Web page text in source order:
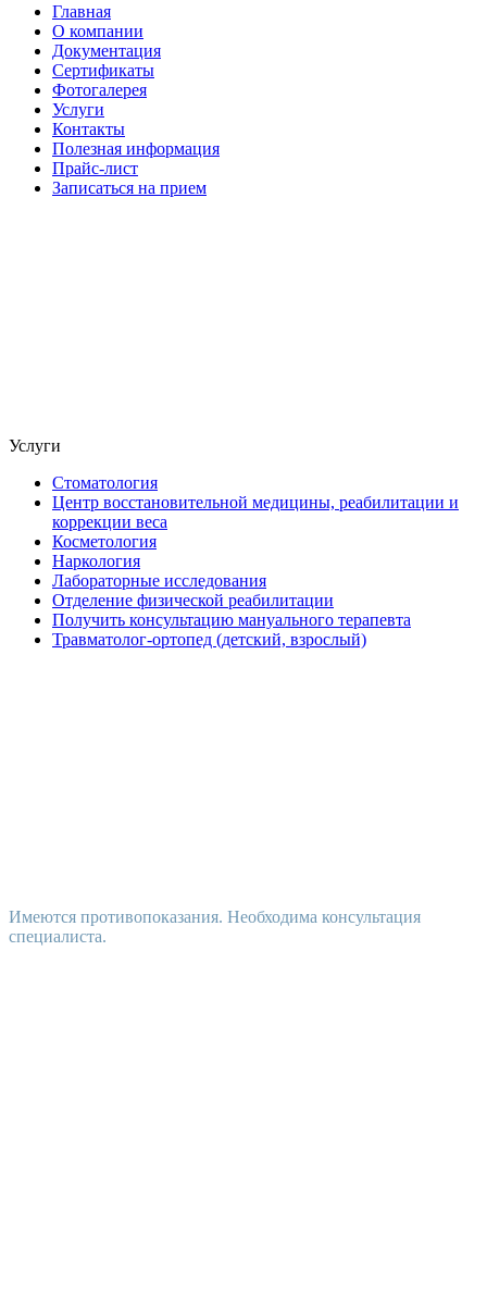
Главная
О компании
Документация
Сертификаты
Фотогалерея
Услуги
Контакты
Полезная информация
Прайс-лист
Записаться на прием
Услуги
Стоматология
Центр восстановительной медицины, реабилитации и
коррекции веса
Косметология
Наркология
Лабораторные исследования
Отделение физической реабилитации
Получить консультацию мануального терапевта
Травматолог-ортопед (детский, взрослый)
Имеются противопоказания. Необходима консультация
специалиста.